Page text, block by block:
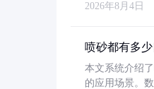
2026年8月4日
喷砂都有多少
本文系统介绍
的应用场景。